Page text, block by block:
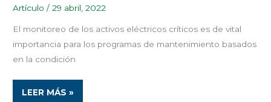
Artículo /29 abril, 2022
El monitoreo de los activos eléctricos críticos es de vital
importancia para los programas de mantenimiento basados
en la condición
LEER MÁS »